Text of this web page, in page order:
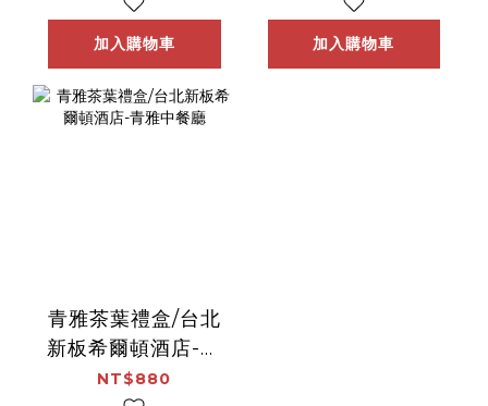
加入購物車 加入購物車
青雅茶葉禮盒/台北
新板希爾頓酒店-青
雅中餐廳
NT$880